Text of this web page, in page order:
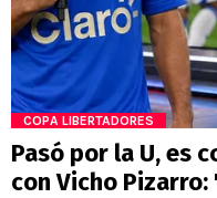
COPA LIBERTADORES
Pasó por la U, es
con Vicho Pizarro: